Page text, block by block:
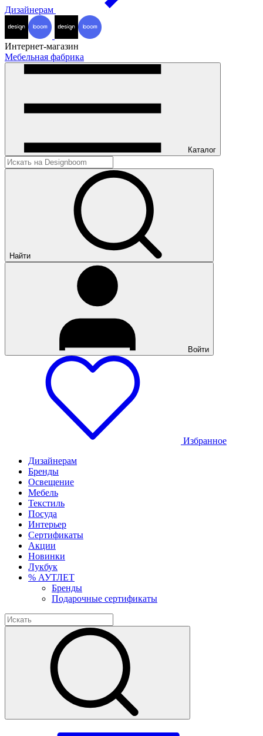
Дизайнерам
Интернет-магазин
Мебельная фабрика
Каталог
Найти
Войти
Избранное
Дизайнерам
Бренды
Освещение
Мебель
Текстиль
Посуда
Интерьер
Сертификаты
Акции
Новинки
Лукбук
% АУТЛЕТ
Бренды
Подарочные сертификаты